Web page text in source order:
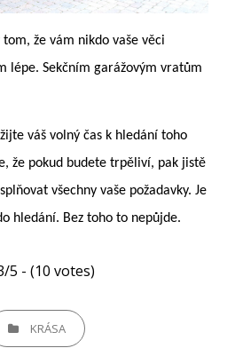
že vám nikdo vaše věci
lépe. Sekčním garážovým vratům
váš volný čas k hledání toho
že pokud budete trpěliví, pak jistě
všechny vaše požadavky. Je
hledání. Bez toho to nepůjde.
5 - (10 votes)
KRÁSA